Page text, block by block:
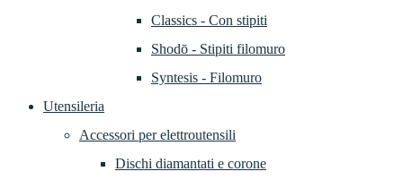
Classics - Con stipiti
Shodō - Stipiti filomuro
Syntesis - Filomuro
Utensileria
Accessori per elettroutensili
Dischi diamantati e corone